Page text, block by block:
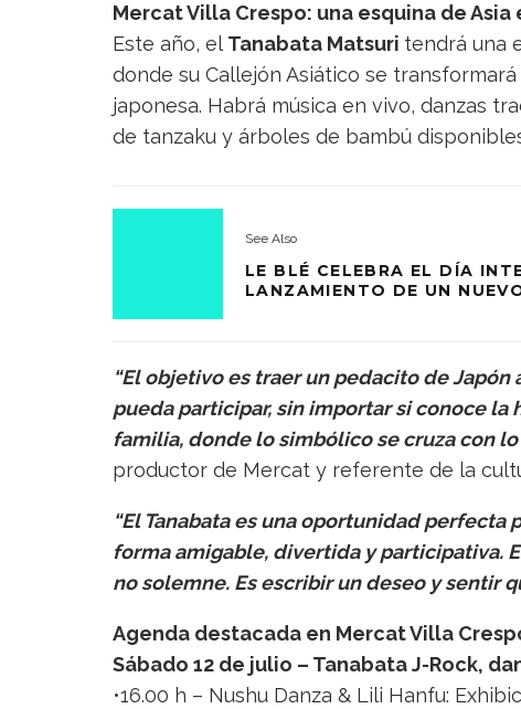
Mercat Villa Crespo: una esquina de Asia
Este año, el Tanabata Matsuri tendrá una
donde su Callejón Asiático se
japonesa. Habrá música en vivo, danzas
de tanzaku y árboles de bambú
See Also
LE BLÉ CELEBRA EL DÍA
LANZAMIENTO DE UN
“El objetivo es traer un pedacito de
pueda participar, sin importar si conoce la
familia, donde lo simbólico se cruza con lo
productor de Mercat y referente de la
“El Tanabata es una oportunidad
forma amigable, divertida y participativa.
no solemne. Es escribir un deseo y sentir
Agenda destacada en Mercat Villa
Sábado 12 de julio – Tanabata J-Rock,
•16.00 h – Nushu Danza & Lili Hanfu: